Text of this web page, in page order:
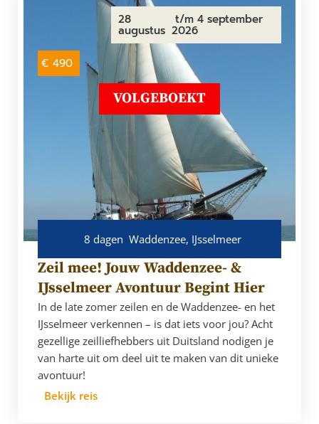
28
augustus
t/m 4 september
2026
€ 490
VOLGEBOEKT
8 dagen Waddenzee, IJsselmeer
Zeil mee! Jouw Waddenzee- &
IJsselmeer Avontuur Begint Hier
In de late zomer zeilen en de Waddenzee- en het
IJsselmeer verkennen – is dat iets voor jou? Acht
gezellige zeilliefhebbers uit Duitsland nodigen je
van harte uit om deel uit te maken van dit unieke
avontuur!
Bekijk reis